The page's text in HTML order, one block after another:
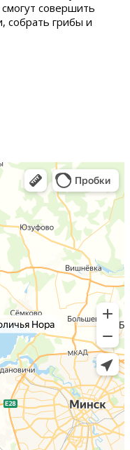
совершить
собрать грибы и